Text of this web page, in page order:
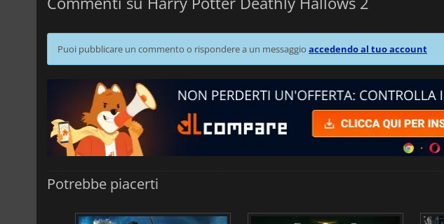
Puoi pubblicare un commento o rispondere a un messaggio accedendo al tuo account
Potrebbe piacerti